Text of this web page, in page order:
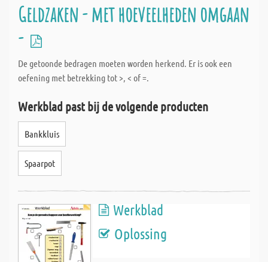
Geldzaken - met hoeveelheden omgaan
-
De getoonde bedragen moeten worden herkend. Er is ook een
oefening met betrekking tot >, < of =.
Werkblad past bij de volgende producten
Bankkluis
Spaarpot
Werkblad
Oplossing